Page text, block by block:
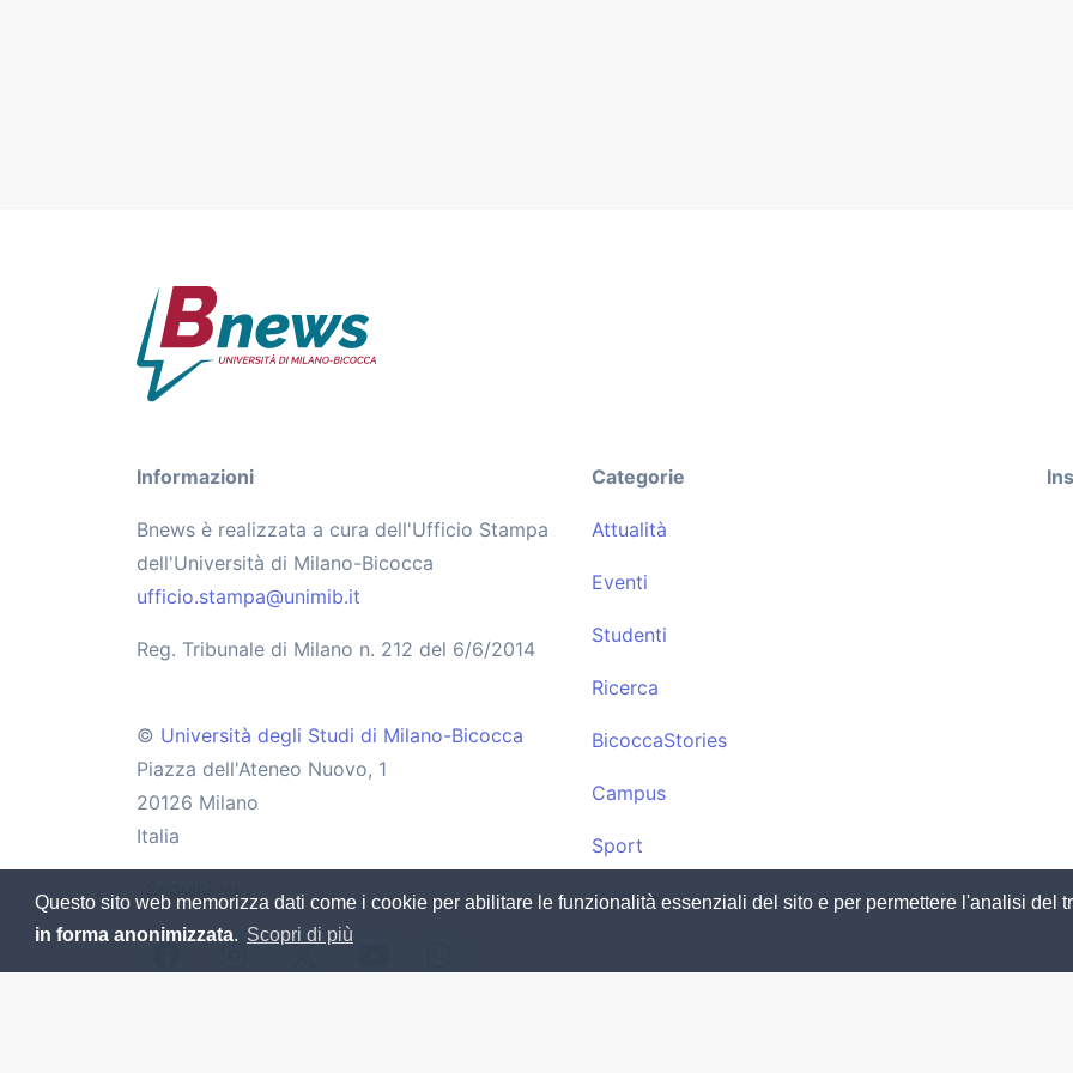
Questo sito web memorizza dati come i cookie per abilitare le funzionalità essenziali del sito e per permettere l'analisi del
in forma anonimizzata. Scopri di più
Informazioni
Bnews è realizzata a cura dell'Ufficio Stampa
dell'Università di Milano-Bicocca
ufficio.stampa@unimib.it
Reg. Tribunale di Milano n. 212 del 6/6/2014
© Università degli Studi di Milano-Bicocca
Piazza dell'Ateneo Nuovo, 1
20126 Milano
Italia
Seguici su
Categorie
Attualità
Eventi
Studenti
Ricerca
BicoccaStories
Campus
Sport
Cultura